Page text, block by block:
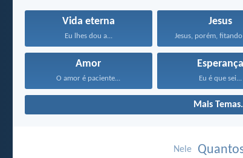
Vida eterna
Eu lhes dou a...
Jesus
Jesus, porém,
Amor
O amor é paciente...
Esperança
Eu é que sei...
Mais
Nele